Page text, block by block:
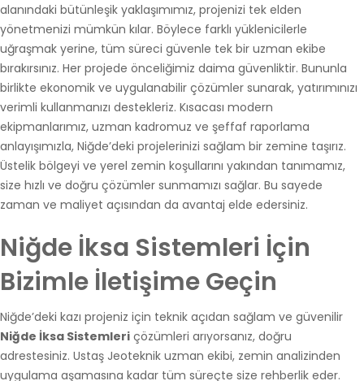
alanındaki bütünleşik yaklaşımımız, projenizi tek elden
yönetmenizi mümkün kılar. Böylece farklı yüklenicilerle
uğraşmak yerine, tüm süreci güvenle tek bir uzman ekibe
bırakırsınız. Her projede önceliğimiz daima güvenliktir. Bununla
birlikte ekonomik ve uygulanabilir çözümler sunarak, yatırımınızı
verimli kullanmanızı destekleriz. Kısacası modern
ekipmanlarımız, uzman kadromuz ve şeffaf raporlama
anlayışımızla, Niğde’deki projelerinizi sağlam bir zemine taşırız.
Üstelik bölgeyi ve yerel zemin koşullarını yakından tanımamız,
size hızlı ve doğru çözümler sunmamızı sağlar. Bu sayede
zaman ve maliyet açısından da avantaj elde edersiniz.
Niğde İksa Sistemleri İçin
Bizimle İletişime Geçin
Niğde’deki kazı projeniz için teknik açıdan sağlam ve güvenilir
Niğde İksa Sistemleri çözümleri arıyorsanız, doğru
adrestesiniz. Ustaş Jeoteknik uzman ekibi, zemin analizinden
uygulama aşamasına kadar tüm süreçte size rehberlik eder.